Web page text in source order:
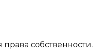
собственности.